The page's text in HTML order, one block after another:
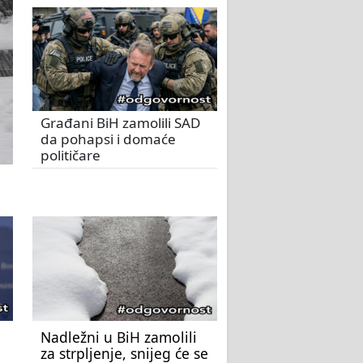
Građani BiH zamolili SAD
da pohapsi i domaće
političare
Nadležni u BiH zamolili
za strpljenje, snijeg će se